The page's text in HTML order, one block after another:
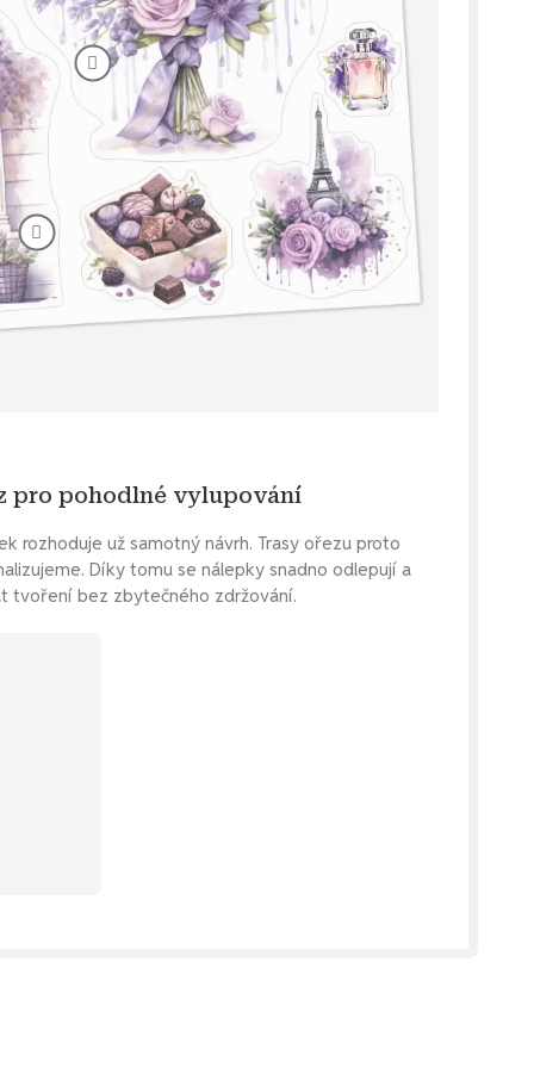
pro pohodlné vylupování
rozhoduje už samotný návrh. Trasy ořezu proto
Díky tomu se nálepky snadno odlepují a
tvoření bez zbytečného zdržování.